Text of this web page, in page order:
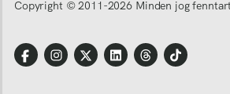
Copyright © 2011-2026 Minden jog